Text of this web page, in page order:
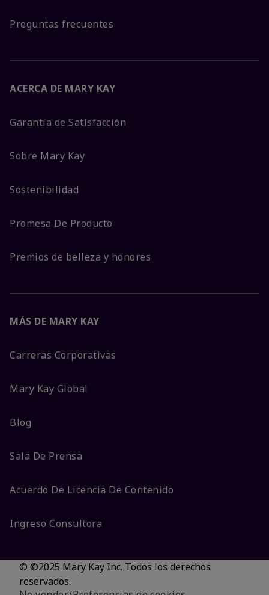
Preguntas frecuentes
ACERCA DE MARY KAY
Garantía de Satisfacción
Sobre Mary Kay
Sostenibilidad
Promesa De Producto
Premios de belleza y honores
MÁS DE MARY KAY
Carreras Corporativas
Mary Kay Global
Blog
Sala De Prensa
Acuerdo De Licencia De Contenido
Ingreso Consultora
© ©2025 Mary Kay Inc. Todos los derechos
reservados.